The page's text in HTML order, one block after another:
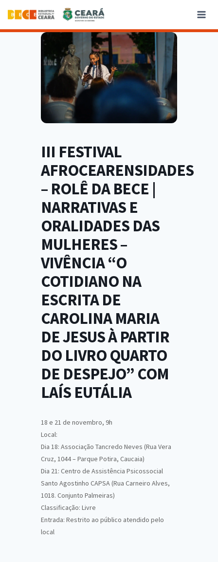
III FESTIVAL
AFROCEARENSIDADES
– ROLÊ DA BECE |
NARRATIVAS E
ORALIDADES DAS
MULHERES –
VIVÊNCIA “O
COTIDIANO NA
ESCRITA DE
CAROLINA MARIA
DE JESUS À PARTIR
DO LIVRO QUARTO
DE DESPEJO” COM
LAÍS EUTÁLIA
18 e 21 de novembro, 9h
Local:
Dia 18: Associação Tancredo Neves (Rua Vera
Cruz, 1044 – Parque Potira, Caucaia)
Dia 21: Centro de Assistência Psicossocial
Santo Agostinho CAPSA (Rua Carneiro Alves,
1018. Conjunto Palmeiras)
Classificação: Livre
Entrada: Restrito ao público atendido pelo
local